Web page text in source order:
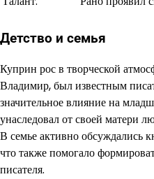
Детство и семья
Куприн рос в творческой
Владимир, был известным
значительное влияние на
унаследовал от своей матери
В семье активно обсуждались
что также помогало
писателя.